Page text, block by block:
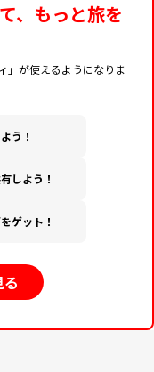
、もっと旅を
」が使えるようになりま
う！
しよう！
ゲット！